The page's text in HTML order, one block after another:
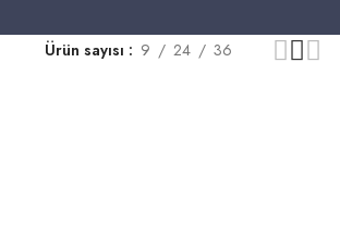
Ürün sayısı 9 24 36